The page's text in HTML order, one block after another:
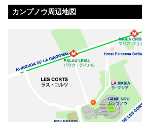
カンプノウ周辺地図